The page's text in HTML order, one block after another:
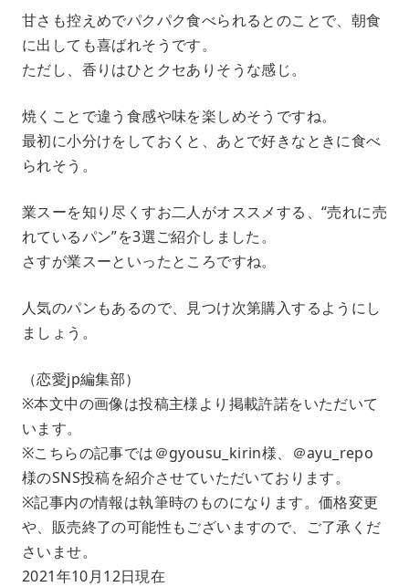
甘さも控えめでパクパク食べられるとのことで、朝食
に出しても喜ばれそうです。
ただし、香りはひとクセありそうな感じ。
焼くことで違う食感や味を楽しめそうですね。
最初に小分けをしておくと、あとで好きなときに食べ
られそう。
業スーを知り尽くすお二人がオススメする、“売れに売
れているパン”を3選ご紹介しました。
さすが業スーといったところですね。
人気のパンもあるので、見つけ次第購入するようにし
ましょう。
（恋愛jp編集部）
※本文中の画像は投稿主様より掲載許諾をいただいて
います。
※こちらの記事では＠gyousu_kirin様、＠ayu_repo
様のSNS投稿を紹介させていただいております。
※記事内の情報は執筆時のものになります。価格変更
や、販売終了の可能性もございますので、ご了承くだ
さいませ。
2021年10月12日現在